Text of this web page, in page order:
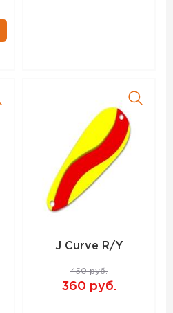
J Curve R/Y
450 руб.
360 руб.